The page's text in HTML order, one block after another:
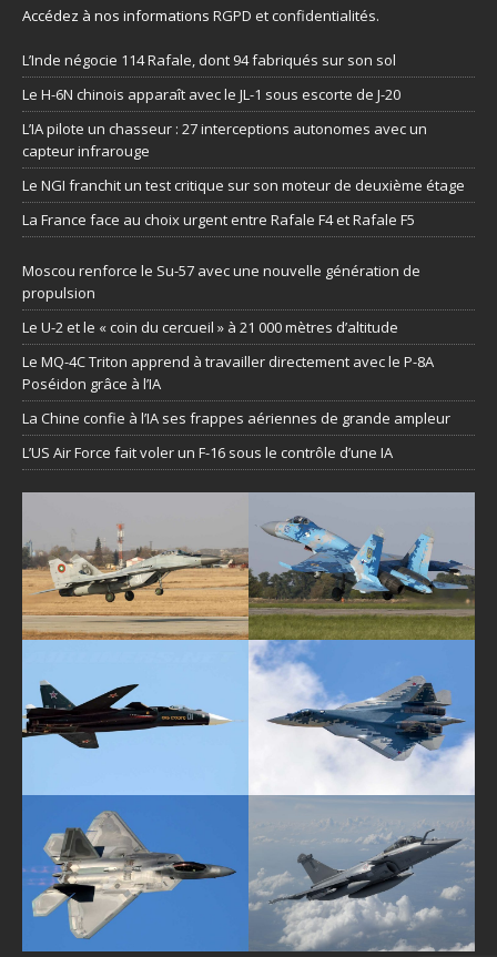
Accédez à nos informations RGPD et confidentialités.
L’Inde négocie 114 Rafale, dont 94 fabriqués sur son sol
Le H-6N chinois apparaît avec le JL-1 sous escorte de J-20
L’IA pilote un chasseur : 27 interceptions autonomes avec un
capteur infrarouge
Le NGI franchit un test critique sur son moteur de deuxième étage
La France face au choix urgent entre Rafale F4 et Rafale F5
Moscou renforce le Su-57 avec une nouvelle génération de
propulsion
Le U-2 et le « coin du cercueil » à 21 000 mètres d’altitude
Le MQ-4C Triton apprend à travailler directement avec le P-8A
Poséidon grâce à l’IA
La Chine confie à l’IA ses frappes aériennes de grande ampleur
L’US Air Force fait voler un F-16 sous le contrôle d’une IA